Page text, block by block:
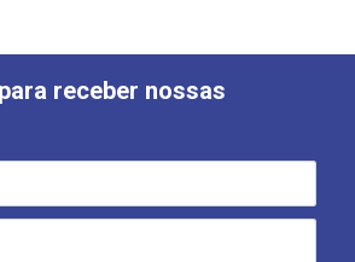
receber nossas